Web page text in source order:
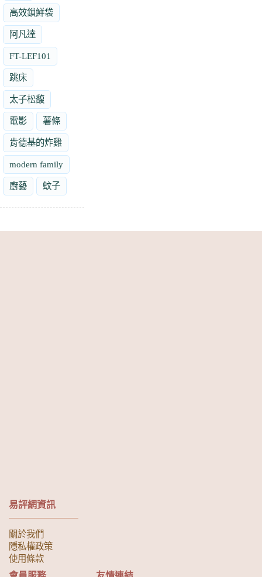
高效鎖鮮袋
阿凡達
FT-LEF101
跳床
太子松馥
電影 薯條
肯德基的炸雞
modern family
廚藝 蚊子
易評網資訊
關於我們
隱私權政策
使用條款